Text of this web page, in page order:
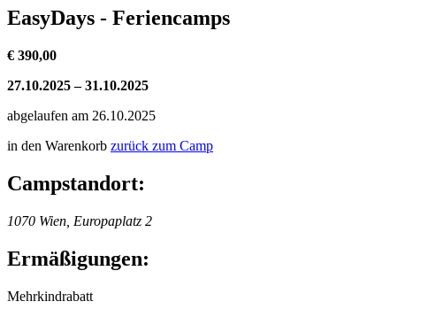
EasyDays - Feriencamps
€ 390,00
27.10.2025 – 31.10.2025
abgelaufen am 26.10.2025
in den Warenkorb zurück zum Camp
Campstandort:
1070 Wien, Europaplatz 2
Ermäßigungen:
Mehrkindrabatt